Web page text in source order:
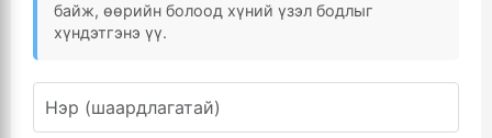
байж, өөрийн болоод хүний үзэл бодлыг
хүндэтгэнэ үү.